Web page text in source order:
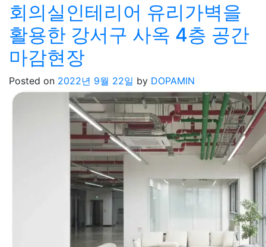
회의실인테리어 유리가벽을
활용한 강서구 사옥 4층 공간
마감현장
Posted on 2022년 9월 22일 by DOPAMIN